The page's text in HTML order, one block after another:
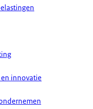
innovatie